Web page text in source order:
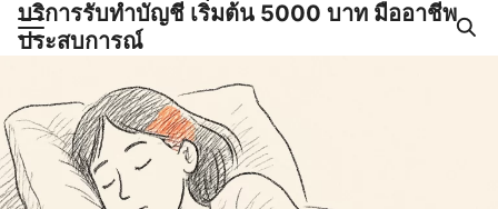
Skipบริการรับทำบัญชี เริ่มต้น 5000 บาท มืออาชีพ
ประสบการณ์
ญชีและภาษีครบวงจร |